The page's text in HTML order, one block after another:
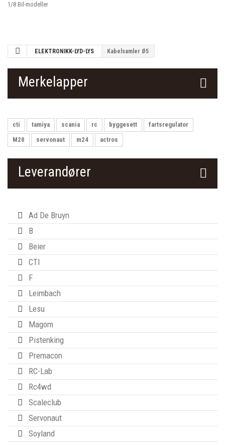
1/8 Bil-modeller
ELEKTRONIKK-LYD-LYS Kabelsamler Ø5
Merkelapper
cti tamiya scania rc byggesett
fartsregulator
M20
servonaut m24 actros
Leverandører
Ad De Bruyn
B
Beier
CTI
F
Leimbach
Lesu
Magom
Pistenking
Premacon
RC-Lab
Rc4wd
Scaleclub
Servonaut
Soyland